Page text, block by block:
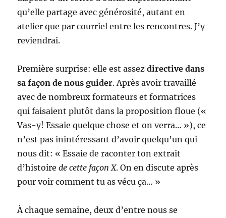
qu’elle partage avec générosité, autant en
atelier que par courriel entre les rencontres. J’y
reviendrai.
Première surprise: elle est assezdirective dans
sa façon de nous guider. Après avoir travaillé
avec de nombreux formateurs et formatrices
qui faisaient plutôt dans la proposition floue («
Vas-y! Essaie quelque chose et on verra… »), ce
n’est pas inintéressant d’avoir quelqu’un qui
nous dit: « Essaie de raconter ton extrait
d’histoirede cette façon X. On en discute après
pour voir comment tu as vécu ça… »
À chaque semaine, deux d’entre nous se